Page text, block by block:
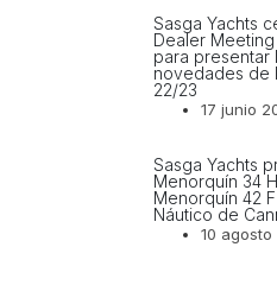
Sasga Yachts
Dealer
para presentar
novedades de
22/23
17 junio
Sasga Yachts
Menorquín 34
Menorquín 42
Náutico de
10